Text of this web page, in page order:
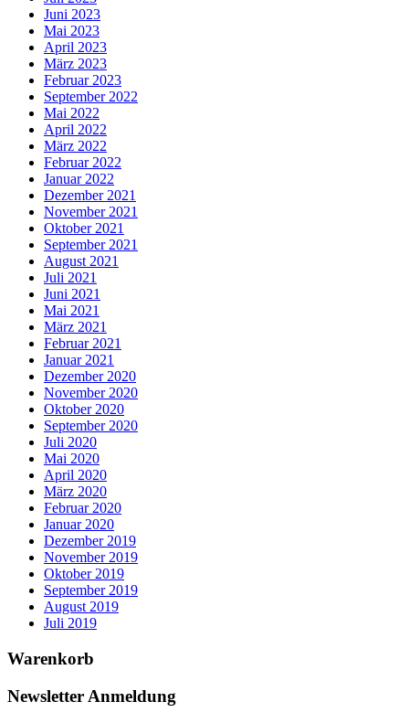
Juni 2023
Mai 2023
April 2023
März 2023
Februar 2023
September 2022
Mai 2022
April 2022
März 2022
Februar 2022
Januar 2022
Dezember 2021
November 2021
Oktober 2021
September 2021
August 2021
Juli 2021
Juni 2021
Mai 2021
März 2021
Februar 2021
Januar 2021
Dezember 2020
November 2020
Oktober 2020
September 2020
Juli 2020
Mai 2020
April 2020
März 2020
Februar 2020
Januar 2020
Dezember 2019
November 2019
Oktober 2019
September 2019
August 2019
Juli 2019
Warenkorb
Newsletter Anmeldung